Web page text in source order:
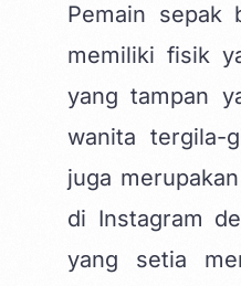
Pemain sepak
memiliki fisik
yang tampan
wanita tergila-
juga
di Instagram
yang setia